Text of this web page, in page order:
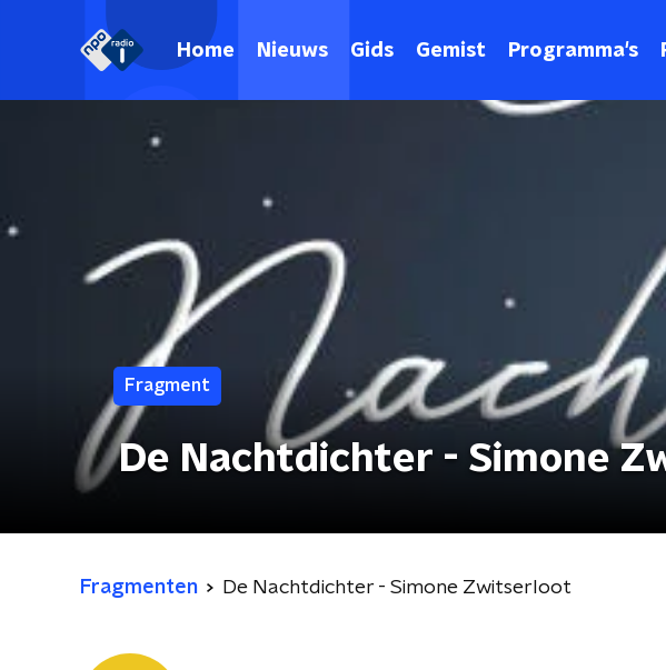
Home Nieuws Gids Gemist Programma's
Fragment
De Nachtdichter - Simone
Fragmenten De Nachtdichter - Simone Zwitserloot